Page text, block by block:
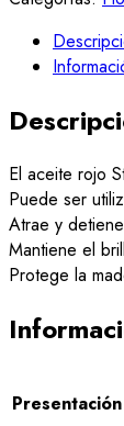
El aceite rojo
Puede ser
Atrae y
Mantiene el
Protege la
Presentación